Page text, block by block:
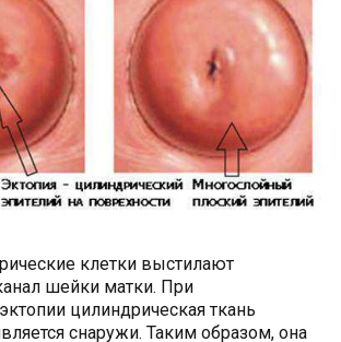
клетки выстилают
шейки матки. При
цилиндрическая ткань
снаружи. Таким образом, она